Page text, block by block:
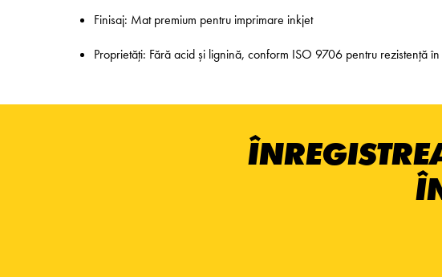
Finisaj: Mat premium pentru imprimare inkjet
Proprietăți: Fără acid și lignină, conform ISO 9706 pentru rezistență în